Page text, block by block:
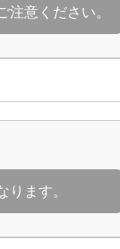
意ください。
ます。